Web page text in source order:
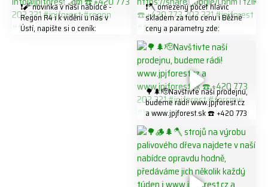
❗️🧨 novinka v naší nabídce -
Regon R4 ℹ️ k vidění u nás v
Ústí, napište si o ceník:
❗️🪓 omezený počet hlavic
skladem za tuto cenu ℹ️ Běžné
ceny a parametry zde:
https://share.google/LnhmTfZl
K8W5t7i6o ☎️ +420 773 202
321 #jpjforest #forsmw
#firewood #
🌳🌲🫡Navštivte naší prodejnu,
budeme rádi! www.jpjforest.cz
a www.jpjforest.sk ☎️ +420 773
202 321 #jpjforest #forsmw
#biojack #regon #vahvajussi